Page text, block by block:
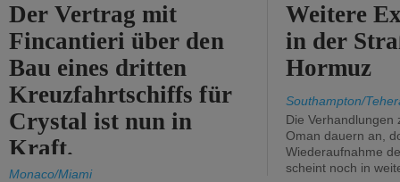
Der Vertrag mit
Fincantieri über den
Bau eines dritten
Kreuzfahrtschiffs für
Crystal ist nun in
Kraft.
Monaco/Miami
Weitere
in der
Hormuz
Southampton/
Die Verhandlungen
Oman dauern an,
Wiederaufnahme
scheint noch in